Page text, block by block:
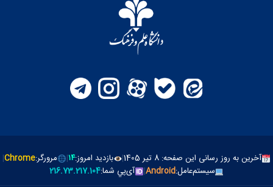
آخرین به روز رسانی این صفحه: 8 تیر 1405 | بازدید امروز:۱۴| مرورگر:Chrome
|
سیستم‌عامل:Android
| آی‌پي شما:216.73.217.104